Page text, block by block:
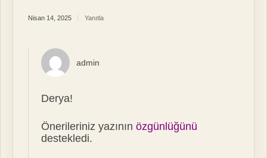
Nisan 14, 2025 Yanıtla
admin
Derya!
Önerileriniz yazınınözgünlüğünü
destekledi.